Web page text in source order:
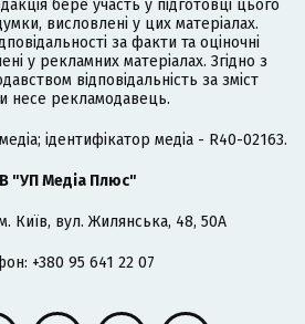
бере участь у підготовці цього
висловлені у цих матеріалах.
за факти та оціночні
у рекламних матеріалах. Згідно з
відповідальність за зміст
несе рекламодавець.
ідентифікатор медіа - R40-02163.
"УП Медіа Плюс"
Київ, вул. Жилянська, 48, 50А
+380 95 641 22 07